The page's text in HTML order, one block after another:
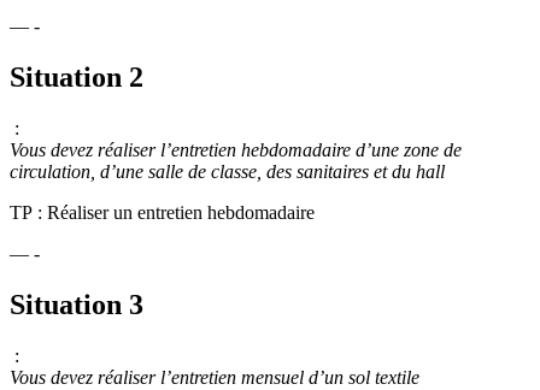
— -
Situation 2
:
Vous devez réaliser l’entretien hebdomadaire d’une zone de
circulation, d’une salle de classe, des sanitaires et du hall
TP : Réaliser un entretien hebdomadaire
— -
Situation 3
:
Vous devez réaliser l’entretien mensuel d’un sol textile